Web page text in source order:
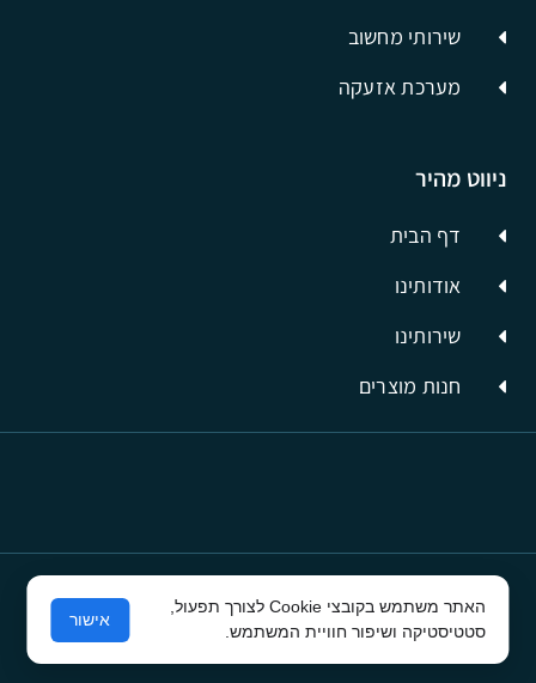
ניווט מהיר
דף הבית
אודותינו
שירותינו
חנות מוצרים
שירותי מחשוב
מערכת אזעקה
© כל הזכויות שמורות לסיבים תשתיות תקשורת
האתר משתמש בקובצי Cookie לצורך תפעול,
סטטיסטיקה ושיפור חוויית המשתמש.
אישור